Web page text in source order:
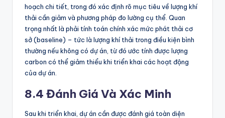
hoạch chi tiết, trong đó xác định rõ mục tiêu về lượng khí
thải cần giảm và phương pháp đo lường cụ thể. Quan
trọng nhất là phải tính toán chính xác mức phát thải cơ
sở (baseline) – tức là lượng khí thải trong điều kiện bình
thường nếu không có dự án, từ đó ước tính được lượng
carbon có thể giảm thiểu khi triển khai các hoạt động
của dự án.
8.4 Đánh Giá Và Xác Minh
Sau khi triển khai, dự án cần được đánh giá toàn diện